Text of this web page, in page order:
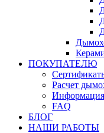
ПОКУПАТЕЛЮ
Расчет
Информация
FAQ
БЛОГ
НАШИ РАБОТЫ